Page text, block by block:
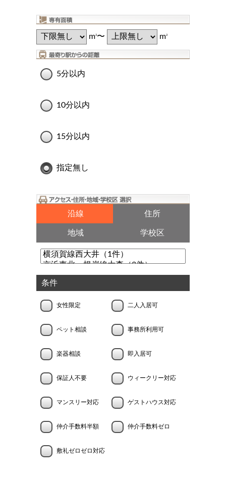
m2〜 m2
5分以内
10分以内
15分以内
指定無し
沿線 住所
地域 学校区
条件
女性限定 二人入居可
ペット相談 事務所利用可
楽器相談 即入居可
保証人不要 ウィークリー対応
マンスリー対応 ゲストハウス対応
仲介手数料半額 仲介手数料ゼロ
敷礼ゼロゼロ対応